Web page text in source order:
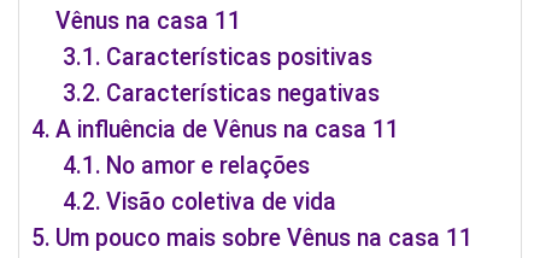
Vênus na casa 11
Características positivas
Características negativas
A influência de Vênus na casa 11
No amor e relações
Visão coletiva de vida
Um pouco mais sobre Vênus na casa 11